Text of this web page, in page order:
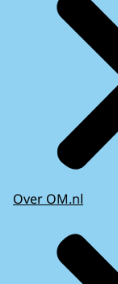
Over OM.nl